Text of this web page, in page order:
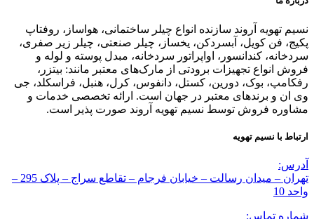
نسیم تهویه آروند سازنده انواع چیلر ساختمانی، هواساز، روفتاپ
پکیج، فن کویل، آبسردکن، یخساز، چیلر صنعتی، چیلر زیر صفری،
سردخانه، کندانسور، اواپراتور سردخانه، مبدل پوسته و لوله و
فروش انواع تجهیزات برودتی از مارک‌های معتبر مانند: بیتزر،
رفکامپ، بوک، دورین، کستل، دانفوس، کرل، هنبل، فراسکلد، جی
وی ان و برندهای معتبر در جهان است. ارائه تخصصی خدمات و
مشاوره فروش توسط نسیم تهویه آروند صورت پذیر است.
ارتباط با نسیم تهویه
آدرس:
تهران – میدان رسالت – خیابان فرجام – تقاطع سراج – پلاک 295 –
واحد 10
شماره تماس: